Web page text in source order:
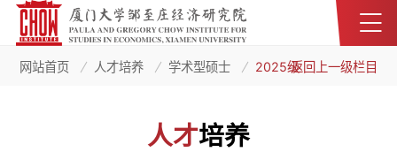
网站首页 人才培养 学术型硕士 2025级返回上一级栏目
人才培养